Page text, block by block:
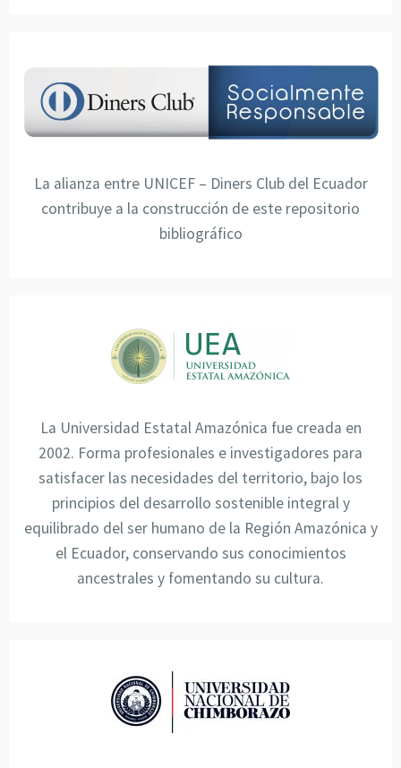
La alianza entre UNICEF – Diners Club del Ecuador
contribuye a la construcción de este repositorio
bibliográfico
La Universidad Estatal Amazónica fue creada en
2002. Forma profesionales e investigadores para
satisfacer las necesidades del territorio, bajo los
principios del desarrollo sostenible integral y
equilibrado del ser humano de la Región Amazónica y
el Ecuador, conservando sus conocimientos
ancestrales y fomentando su cultura.